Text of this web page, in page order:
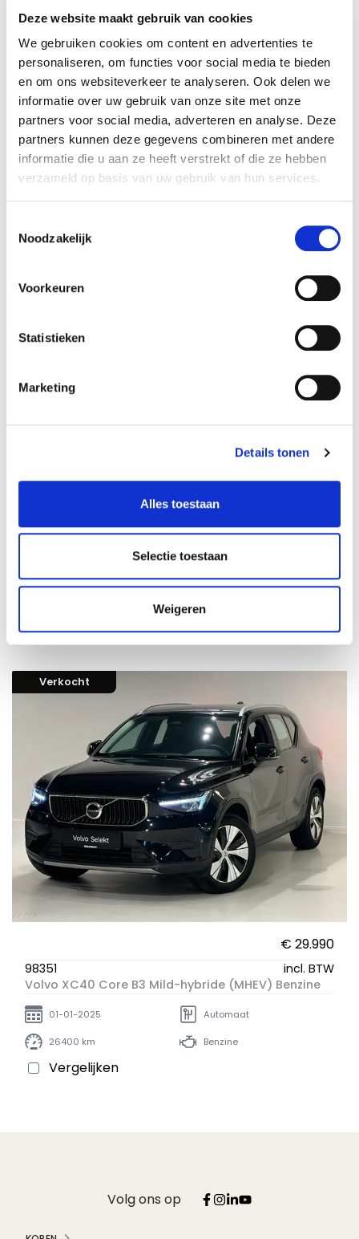
Deze website maakt gebruik van cookies
We gebruiken cookies om content en advertenties te
personaliseren, om functies voor social media te bieden
en om ons websiteverkeer te analyseren. Ook delen we
informatie over uw gebruik van onze site met onze
partners voor social media, adverteren en analyse. Deze
partners kunnen deze gegevens combineren met andere
informatie die u aan ze heeft verstrekt of die ze hebben
verzameld op basis van uw gebruik van hun services.
Noodzakelijk
Voorkeuren
Statistieken
Marketing
Details tonen
Alles toestaan
Selectie toestaan
Weigeren
€ 29.990
98342
incl. BTW
Volvo XC40 Core B3 Mild-hybride (MHEV) Benzine
23-06-2025 Automaat
99200
incl. BTW
Volvo XC40 Core B3 Mild-hybride (MHEV) Benzine
24-06-2025 Automaat
Benzine
Vergelijken
Verkocht
€ 29.990
98351
incl. BTW
Volvo XC40 Core B3 Mild-hybride (MHEV) Benzine
01-01-2025 Automaat
26400 km Benzine
Vergelijken
Volg ons op